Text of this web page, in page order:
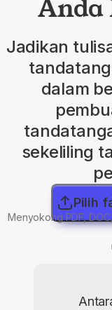
Anda
Jadikan
dalam
sekeliling
Pilih
Menyokong PDF,